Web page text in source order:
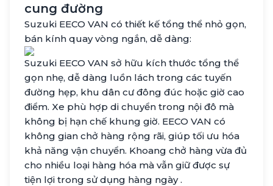
cung đường
Suzuki EECO VAN có thiết kế tổng thể nhỏ gọn,
bán kính quay vòng ngắn, dễ dàng:
Suzuki EECO VAN sở hữu kích thước tổng thể
gọn nhẹ, dễ dàng luồn lách trong các tuyến
đường hẹp, khu dân cư đông đúc hoặc giờ cao
điểm. Xe phù hợp di chuyển trong nội đô mà
không bị hạn chế khung giờ. EECO VAN có
không gian chở hàng rộng rãi, giúp tối ưu hóa
khả năng vận chuyển. Khoang chở hàng vừa đủ
cho nhiều loại hàng hóa mà vẫn giữ được sự
tiện lợi trong sử dụng hàng ngày .